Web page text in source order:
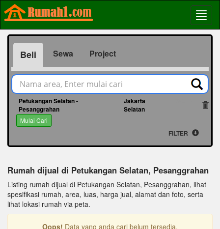
Beli Sewa Project
Petukangan Selatan -
Pesanggrahan
Jakarta
Selatan
Mulai Cari
FILTER
Rumah dijual di Petukangan Selatan, Pesanggrahan
Listing rumah dijual di Petukangan Selatan, Pesanggrahan, lihat
spesifikasi rumah, area, luas, harga jual, alamat dan foto, serta
lihat lokasi rumah via peta.
Oops! Data yang anda cari belum tersedia.